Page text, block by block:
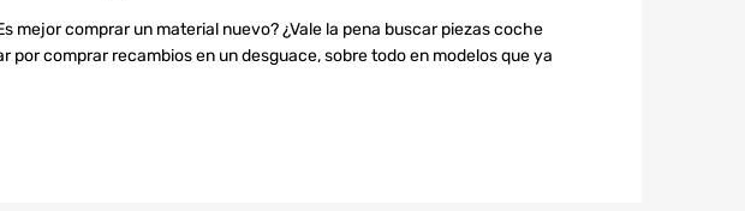
mejor comprar un material nuevo? ¿Vale la pena buscar piezas coche
comprar recambios en un desguace, sobre todo en modelos que ya